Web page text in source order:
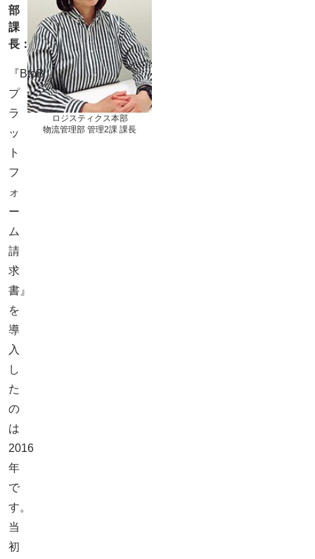
ロジスティクス本部
物流管理部 管理2課 課長
部
課
長：
『BtoB
プ
ラ
ッ
ト
フ
ォ
ー
ム
請
求
書』
を
導
入
し
た
の
は
2016
年
で
す。
当
初